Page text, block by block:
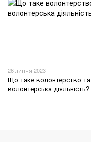
26 липня 2023
Що таке волонтерство та
волонтерська діяльність?